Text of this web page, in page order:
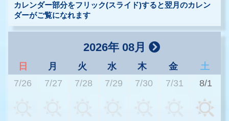
カレンダー部分をフリック(スライド)すると翌月のカレン
ダーがご覧になれます
2026年 08月
日 月 火 水 木 金
土
7/26
7/27 7/28 7/29 7/30 7/31 8/1